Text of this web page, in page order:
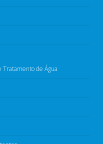
Tratamento de Água​